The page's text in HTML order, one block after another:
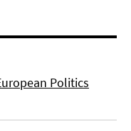
Politics